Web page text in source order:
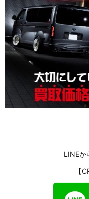
LINEか
【